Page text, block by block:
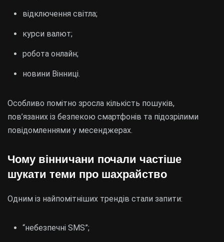
відключення світла;
курси валют;
робота онлайн;
новини Вінниці.
Особливо помітно зросла кількість пошуків,
пов’язаних із безпекою смартфонів та підозрілими
повідомленнями у месенджерах.
Чому вінничани почали частіше
шукати теми про шахрайство
Одним із найпомітніших трендів стали запити:
“небезпечні SMS”;